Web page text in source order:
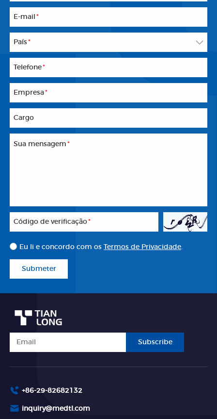
E-mail *
País *
Telefone*
Empresa*
Cargo
Sua mensagem *
Código de verificação*
Eu li e concordo com os Termos de Privacidade
Submeter
Subscribe
+86-29-82682132
inquiry@medtl.com